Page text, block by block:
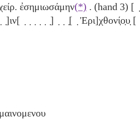
ἐσημιωσάμην(*) . (hand 3) [ ̣
̣] ̣ ̣ ̣[ ̣ Ἐρι]χθονί̣ο̣υ̣ [